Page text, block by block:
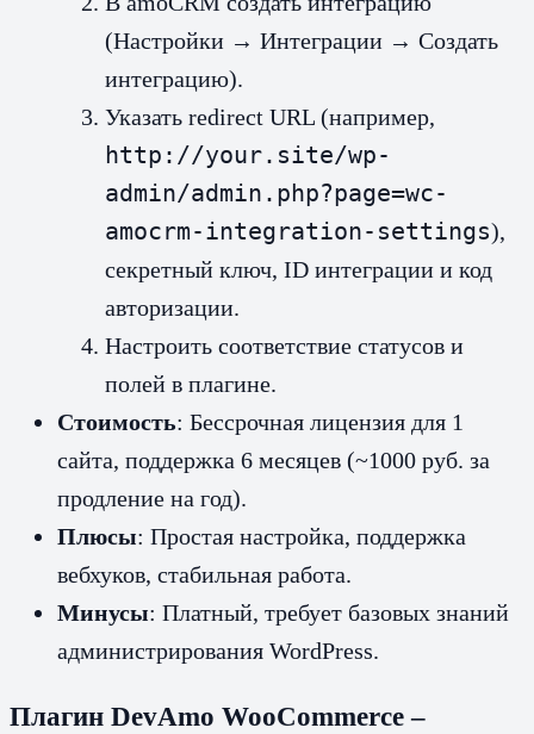
(Настройки → Интеграции → Создать
интеграцию).
Указать redirect URL (например,
http://your.site/wp-
admin/admin.php?page=wc-
amocrm-integration-settings),
секретный ключ, ID интеграции и код
авторизации.
Настроить соответствие статусов и
полей в плагине.
Стоимость: Бессрочная лицензия для 1
сайта, поддержка 6 месяцев (~1000 руб. за
продление на год).
Плюсы: Простая настройка, поддержка
вебхуков, стабильная работа.
Минусы: Платный, требует базовых знаний
администрирования WordPress.
Плагин DevAmo WooCommerce –